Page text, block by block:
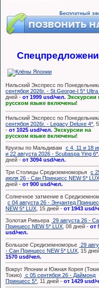
Нильский Экспресс по
сентября 2026г. - St.George-I 5* Ultra
дней - от 1999 usd/чел. Экскурсии
русском языке включены!
Нильский Экспресс по
сентября 2026г. - Legacy Deluxe 4* ,
- от 1025 usd/чел. Экскурсии на
русском языке включены!
Круизы по Мальдивам
с 4, 11 и 18
и 22 августа 2026 - Scubaspa Ying 6*
дней - от 3094 usd/чел.
Три Столицы Средиземноморья с
июля 26 - Сан Принцесс NEW 5* LUX
дней - от 900 usd/чел.
Солнечное затмение в
с 04 августа 26 - Энчантед
NEW 5* LUX , 15 дней - от 1943 usd/
Золотая Ривьера 29 августа 26 -
Принцесс NEW 5* LUX , 08 дней - от
usd/чел.
Большое Средиземноморье 29
- Сан Принцесс NEW 5* LUX , 15
1570 usd/чел.
Вокруг Японии и Южная Корея
Токио)
с 05 сентября 26 - Даймонд
Принцесс 5* , 11 дней - от 1429 usd/